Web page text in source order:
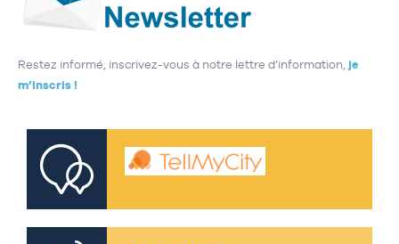
Restez informé, inscrivez-vous à notre lettre d’information, je
m’inscris !